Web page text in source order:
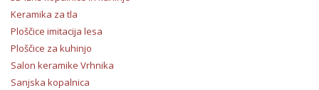
Keramika za tla
Ploščice imitacija lesa
Ploščice za kuhinjo
Salon keramike Vrhnika
Sanjska kopalnica